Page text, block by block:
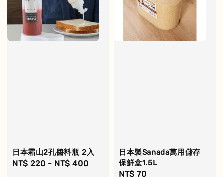
日本霜山2孔醬料瓶 2入
Regular
NT$ 220 - NT$ 400
日本製Sanada萬用儲存
保鮮盒1.5L
Regular
NT$ 70